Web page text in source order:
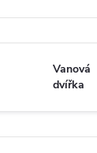
Vanová
dvířka